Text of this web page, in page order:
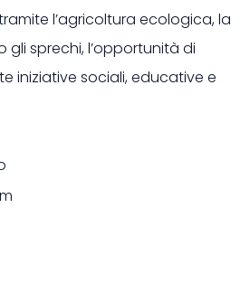
l’agricoltura ecologica, la
sprechi, l’opportunità di
iniziative sociali, educative e